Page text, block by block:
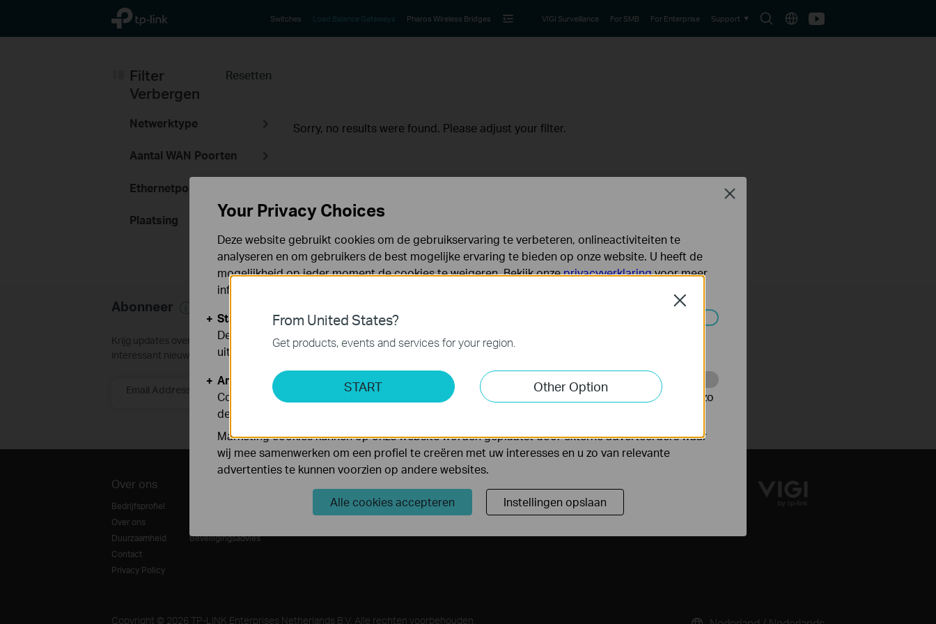
TP-Link, Reliably Smart
SearchChooseYoutube
Switches Load Balance Gateways Pharos Wireless Bridges VIGI Surveillance For SMB For Enterprise Support
Resetten
Filter
Verbergen
Netwerktype
Aantal WAN Poorten
Ethernetpoort
Plaatsing
Sorry, no results were found. Please adjust your filter.
Abonneer
Krijg updates over nieuwe producten, samenwerkingen en ander
interessant nieuws
Email Address Meld je aan
Over ons
Bedrijfsprofiel
Over ons
Duurzaamheid
Contact
Privacy Policy
Beveiligingsadvies
Partnerprogramma Uitleg technologieën
Copyright © 2026 TP-LINK Enterprises Netherlands B.V. Alle rechten voorbehouden.
From United States?
Get products, events and services for your region.
START Other Option
Close
Your Privacy Choices
Deze website gebruikt cookies om de gebruikservaring te verbeteren, onlineactiviteiten te
analyseren en om gebruikers de best mogelijke ervaring te bieden op onze website. U heeft de
mogelijkheid op ieder moment de cookies te weigeren. Bekijk onzeprivacyverklaringvoor meer
informatie.
Standaard Cookies
Deze cookies zijn noodzakelijk voor de werking van de website en kunnen niet worden
uitgeschakeld.
Analyse en Marketing Cookies
Cookies voor analyse geven ons de mogelijkheid uw activiteiten op onze website te volgen en zo
de functionaliteit van de website aan te passen en te verbeteren.
Marketing cookies kunnen op onze website worden geplaatst door externe adverteerders waar
wij mee samenwerken om een profiel te creëren met uw interesses en u zo van relevante
advertenties te kunnen voorzien op andere websites.
Alle cookies accepteren Instellingen opslaan
Close